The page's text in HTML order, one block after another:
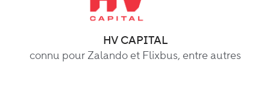
HV CAPITAL
connu pour Zalando et Flixbus, entre autres